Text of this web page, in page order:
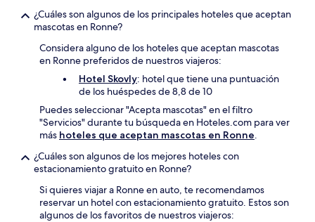
¿Cuáles son algunos de los principales hoteles que aceptan
mascotas en Ronne?
Considera alguno de los hoteles que aceptan mascotas
en Ronne preferidos de nuestros viajeros:
Hotel Skovly: hotel que tiene una puntuación
de los huéspedes de 8,8 de 10
Puedes seleccionar "Acepta mascotas" en el filtro
"Servicios" durante tu búsqueda en Hoteles.com para ver
más hoteles que aceptan mascotas en Ronne.
¿Cuáles son algunos de los mejores hoteles con
estacionamiento gratuito en Ronne?
Si quieres viajar a Ronne en auto, te recomendamos
reservar un hotel con estacionamiento gratuito. Estos son
algunos de los favoritos de nuestros viajeros: